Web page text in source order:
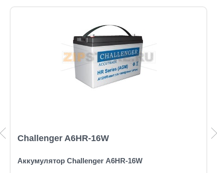
Challenger A6HR-16W
Аккумулятор Challenger A6HR-16W